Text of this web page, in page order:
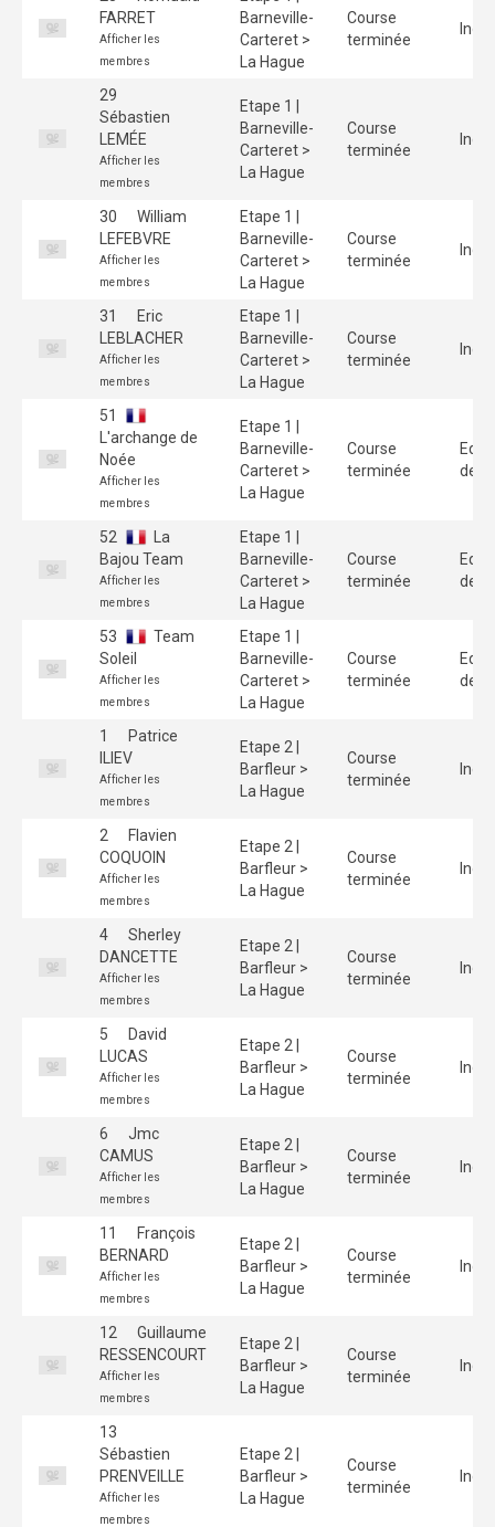
FARRET
Afficher les
membres
Barneville-
Carteret >
La Hague
Course
terminée
29
Sébastien
LEMÉE
Afficher les
membres
Etape 1 |
Barneville-
Carteret >
La Hague
Course
terminée
30
William
LEFEBVRE
Afficher les
membres
Etape 1 |
Barneville-
Carteret >
La Hague
Course
terminée
31
Eric
LEBLACHER
Afficher les
membres
Etape 1 |
Barneville-
Carteret >
La Hague
Course
terminée
51
L'archange de
Noée
Afficher les
membres
Etape 1 |
Barneville-
Carteret >
La Hague
Course
terminée
de 3
52
La
Bajou Team
Afficher les
membres
Etape 1 |
Barneville-
Carteret >
La Hague
Course
terminée
de 3
53
Team
Soleil
Afficher les
membres
Etape 1 |
Barneville-
Carteret >
La Hague
Course
terminée
de 3
1
Patrice
ILIEV
Afficher les
membres
Etape 2 |
Barfleur >
La Hague
Course
terminée
2
Flavien
COQUOIN
Afficher les
membres
Etape 2 |
Barfleur >
La Hague
Course
terminée
4
Sherley
DANCETTE
Afficher les
membres
Etape 2 |
Barfleur >
La Hague
Course
terminée
5
David
LUCAS
Afficher les
membres
Etape 2 |
Barfleur >
La Hague
Course
terminée
6
Jmc
CAMUS
Afficher les
membres
Etape 2 |
Barfleur >
La Hague
Course
terminée
11
François
BERNARD
Afficher les
membres
Etape 2 |
Barfleur >
La Hague
Course
terminée
12
Guillaume
RESSENCOURT
Afficher les
membres
Etape 2 |
Barfleur >
La Hague
Course
terminée
13
Sébastien
PRENVEILLE
Afficher les
membres
Etape 2 |
Barfleur >
La Hague
Course
terminée